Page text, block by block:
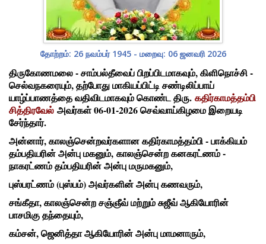
தோற்றம்: 26 நவம்பர் 1945 - மறைவு: 06 ஜனவரி 2026
திருகோணமலை - சாம்பல்தீவைப் பிறப்பிடமாகவும், கிளிநொச்சி -
செல்வநகரையும், தற்போது மாகியப்பிட்டி சண்டிலிப்பாய்
யாழ்ப்பாணத்தை வதிவிடமாகவும் கொண்ட திரு. கதிர்காமத்தம்பி
சித்திரவேல் அவர்கள் 06-01-2026 செவ்வாய்கிழமை இறையடி
சேர்ந்தார்.
அன்னார், காலஞ்சென்றவர்களான கதிர்காமத்தம்பி - பாக்கியம்
தம்பதியரின் அன்பு மகனும், காலஞ்சென்ற கனகரட்ணம் -
நாகரட்ணம் தம்பதியரின் அன்பு மருமகனும்,
புஸ்பரட்ணம் (புஸ்பம்) அவர்களின் அன்பு கணவரும்,
சங்கீதா, காலஞ்சென்ற சஞ்ஞீவ் மற்றும் சுஜீவ் ஆகியோரின்
பாசமிகு தந்தையும்,
கம்சன், ஜெனித்தா ஆகியோரின் அன்பு மாமனாரும்,